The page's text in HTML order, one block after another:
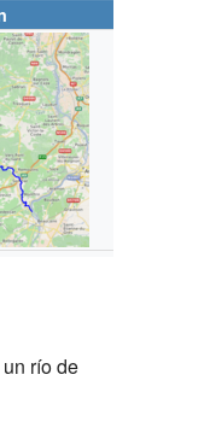
río de